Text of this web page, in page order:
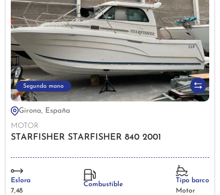
Segunda mano
Girona, España
MOTOR
STARFISHER STARFISHER 840 2001
Eslora
7,48
Combustible
Tipo barco
Motor